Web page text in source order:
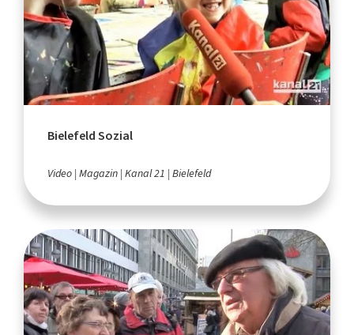
Bielefeld Sozial
Video Magazin Kanal 21 Bielefeld